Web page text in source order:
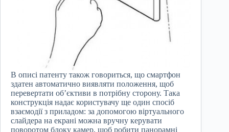
В описі патенту також говориться, що смартфон
здатен автоматично виявляти положення, щоб
перевертати об’єктиви в потрібну сторону. Така
конструкція надає користувачу ще один спосіб
взаємодії з приладом: за допомогою віртуального
слайдера на екрані можна вручну керувати
поворотом блоку камер, щоб робити панорамні